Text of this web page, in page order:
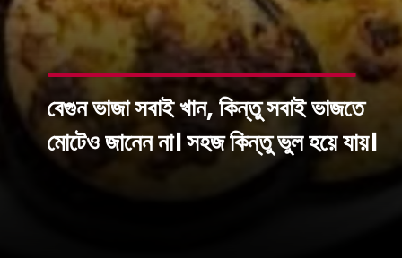
বেগুন ভাজা সবাই খান, কিন্তু সবাই ভাজতে
মোটেও জানেন না। সহজ কিন্তু ভুল হয়ে যায়।